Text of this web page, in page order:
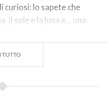
lo sapete che
il sole e la luna e... una
TUTTO